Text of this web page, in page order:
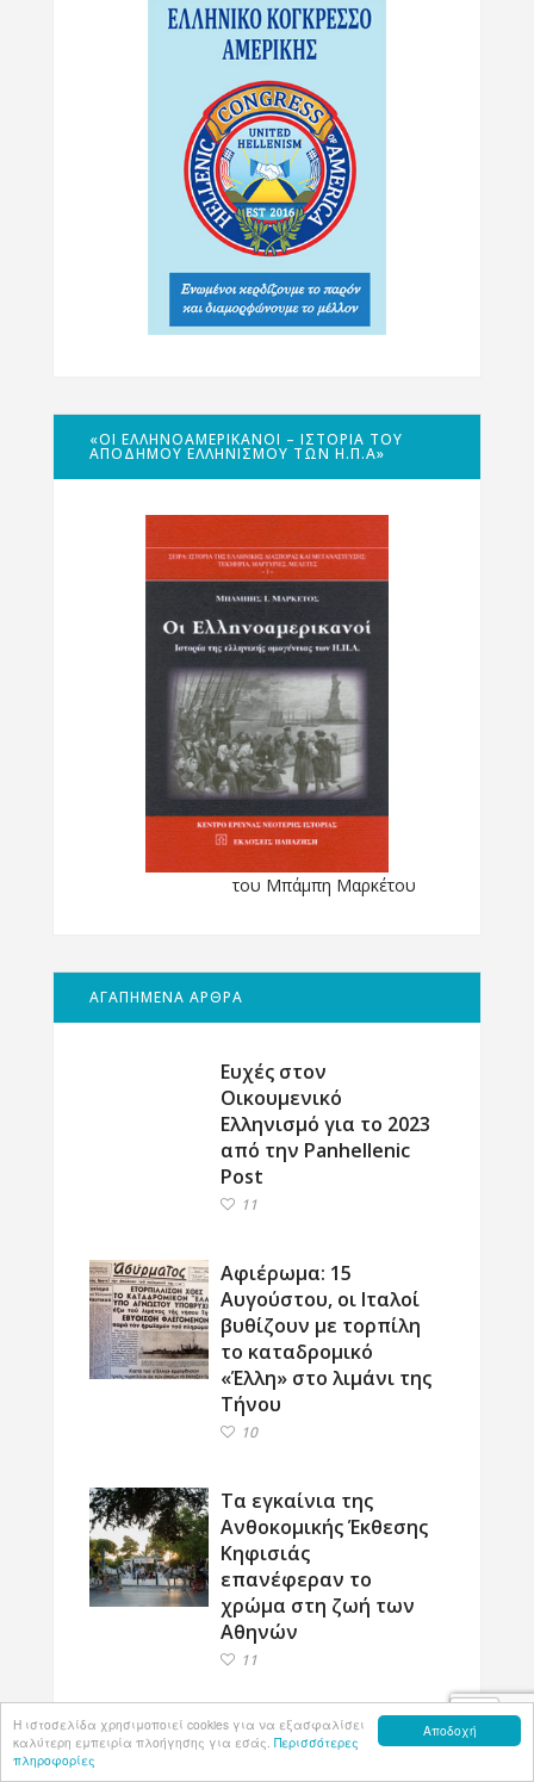
Αποδοχή
Η ιστοσελίδα χρησιμοποιεί cookies για να εξασφαλίσει
καλύτερη εμπειρία πλοήγησης για εσάς. Περισσότερες
πληροφορίες
«ΟΙ ΕΛΛΗΝΟΑΜΕΡΙΚΑΝΟΊ – ΙΣΤΟΡΊΑ ΤΟΥ
ΑΠΌΔΗΜΟΥ ΕΛΛΗΝΙΣΜΟΎ ΤΩΝ Η.Π.Α»
του Μπάμπη Μαρκέτου
ΑΓΑΠΗΜΕΝΑ ΑΡΘΡΑ
Ευχές στον
Οικουμενικό
Ελληνισμό για το 2023
από την Panhellenic
Post
11
Αφιέρωμα: 15
Αυγούστου, οι Ιταλοί
βυθίζουν με τορπίλη
το καταδρομικό
«Έλλη» στο λιμάνι της
Τήνου
10
Τα εγκαίνια της
Ανθοκομικής Έκθεσης
Κηφισιάς
επανέφεραν το
χρώμα στη ζωή των
Αθηνών
11
ΑΝΑΛΥΣΗ: Τι
χρειάζεται ο